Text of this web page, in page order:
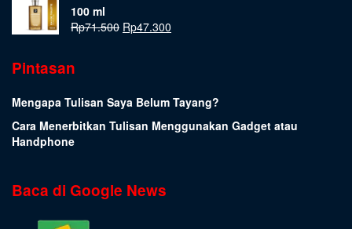
100 ml
Rp71.500 Rp47.300
Pintasan
Mengapa Tulisan Saya Belum Tayang?
Cara Menerbitkan Tulisan Menggunakan Gadget atau
Handphone
Baca di Google News